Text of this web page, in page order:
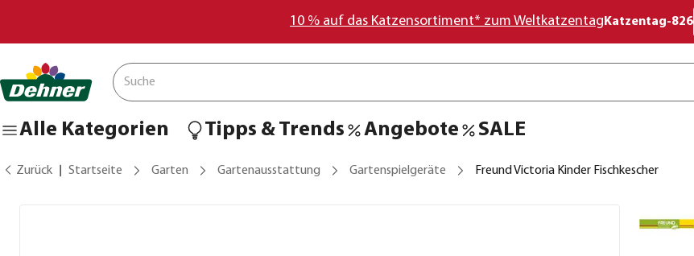
10 % auf das Katzensortiment* zum Weltkatzentag Katzentag-826
Alle Kategorien Tipps & Trends Angebote SALE
Zurück Startseite Garten Gartenausstattung Gartenspielgeräte Freund Victoria Kinder Fischkescher